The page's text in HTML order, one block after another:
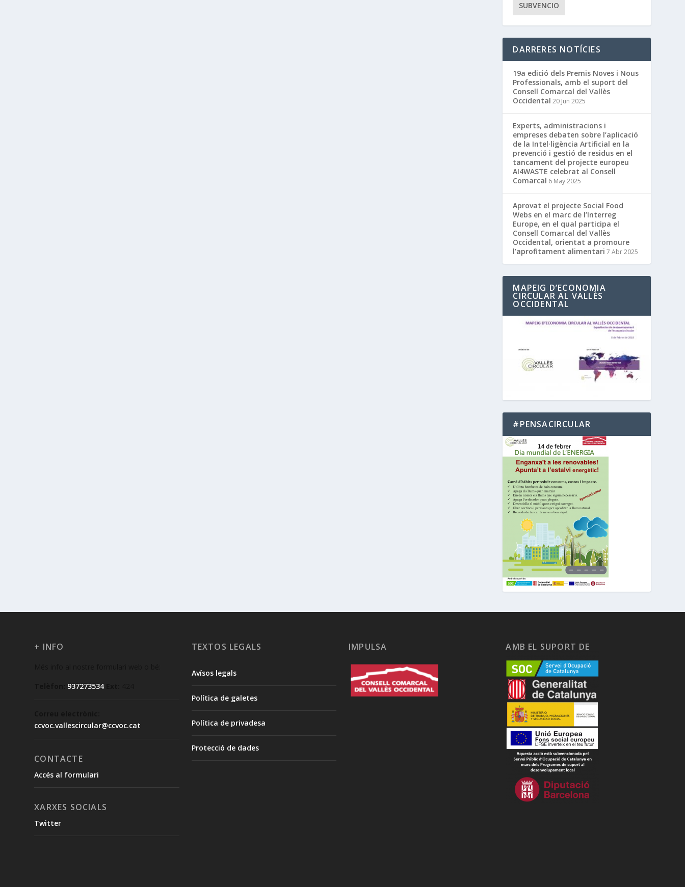
SUBVENCIO
DARRERES NOTÍCIES
19a edició dels Premis Noves i Nous
Professionals, amb el suport del
Consell Comarcal del Vallès
Occidental 20 Jun 2025
Experts, administracions i
empreses debaten sobre l’aplicació
de la Intel·ligència Artificial en la
prevenció i gestió de residus en el
tancament del projecte europeu
AI4WASTE celebrat al Consell
Comarcal 6 May 2025
Aprovat el projecte Social Food
Webs en el marc de l’Interreg
Europe, en el qual participa el
Consell Comarcal del Vallès
Occidental, orientat a promoure
l’aprofitament alimentari 7 Abr 2025
MAPEIG D’ECONOMIA
CIRCULAR AL VALLÈS
OCCIDENTAL
#PENSACIRCULAR
+ INFO
937273534
ccvoc.vallescircular@ccvoc.cat
CONTACTE
Accés al formulari
XARXES SOCIALS
Twitter
TEXTOS LEGALS
Avísos legals
Política de galetes
Política de privadesa
Protecció de dades
IMPULSA AMB EL SUPORT DE